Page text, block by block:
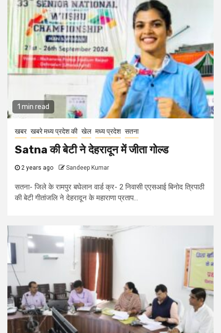
1 min read
खबर खबरे मध्य प्रदेश की खेल मध्य प्रदेश सतना
Satna की बेटी ने देहरादून में जीता गोल्ड
2 years ago Sandeep Kumar
सतना- जिले के रामपुर बघेलान वार्ड क्र- 2 निवासी एएसआई बिनोद त्रिपाठी
की बेटी गीतांजलि ने देहरादून के महाराणा प्रताप...